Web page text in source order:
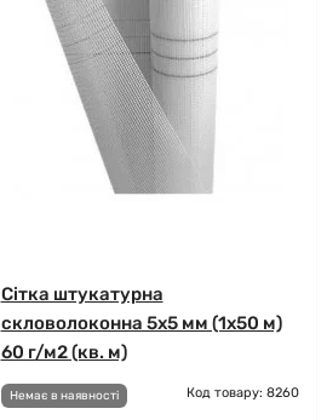
Сітка штукатурна
скловолоконна 5x5 мм (1x50 м)
60 г/м2 (кв. м)
Немає в наявності Код товару: 8260